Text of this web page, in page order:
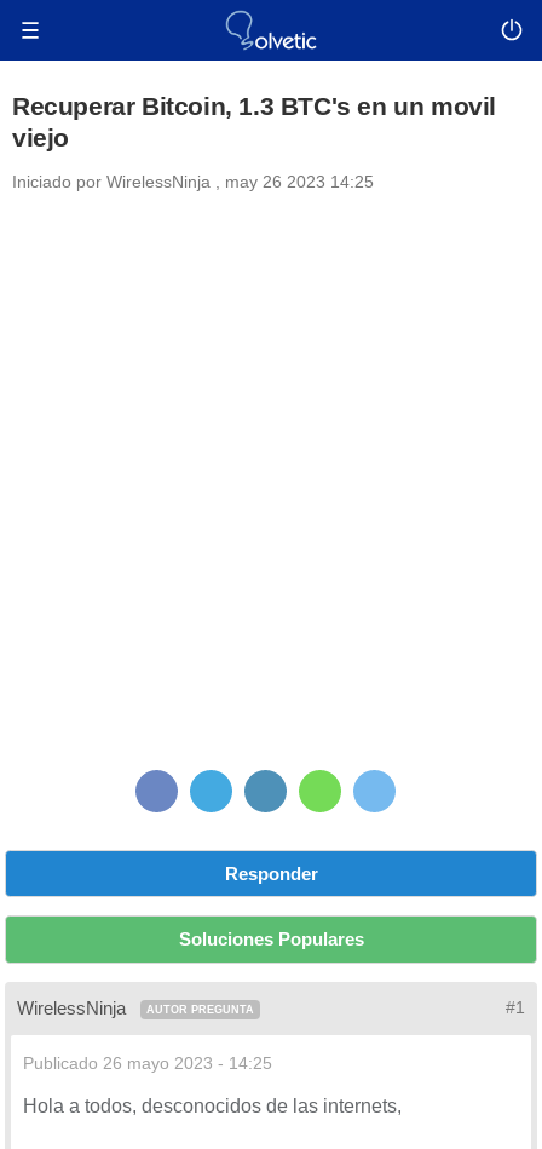
Recuperar Bitcoin, 1.3 BTC's en un movil
viejo
Iniciado por WirelessNinja may 26 2023 14:25
Responder
Soluciones Populares
WirelessNinja AUTOR PREGUNTA #1
Publicado 26 mayo 2023 - 14:25
Hola a todos, desconocidos de las internets,